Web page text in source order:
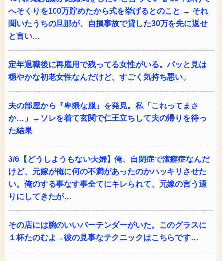
へそくりを100万貯めたから式を挙げるとのこと → それ
聞いたうちの旦那が、自損事故で貸した30万を先に返せ
と言い…
定年退職後に再雇用で残ってる女性がいる。パッと見は
穏やかな初老女性なんだけど、すごく気持ち悪い。
夫の部屋から『卑猥な服』を発見。私「これってまさ
か…」→ソレを着て玄関で仁王立ちして夫の帰りを待っ
た結果
3/6【どうしようもない夫婦】俺、自閉症で潔癖症なんだ
けど、元嫁が俺に何の不満があったのかハッキリさせた
い。俺のする事なす事全てにキレられて、元嫁の言う通
りにしてきたが…
その店には腕のいいバーテンダーがいた。このグラスに
１杯たのむよ→彼の見事なテクニックはこちらです…